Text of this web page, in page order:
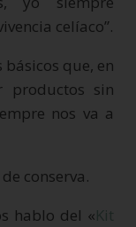
celíaco”.
que, en
productos sin
nos va a
conserva.
hablo del «Kit